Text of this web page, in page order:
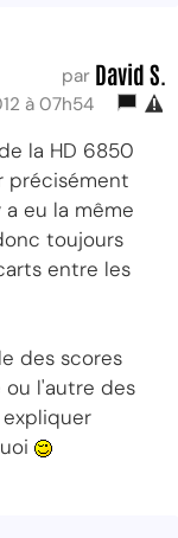
par David S.
à 07h54
la HD 6850
précisément
eu la même
toujours
entre les
des scores
l'autre des
expliquer